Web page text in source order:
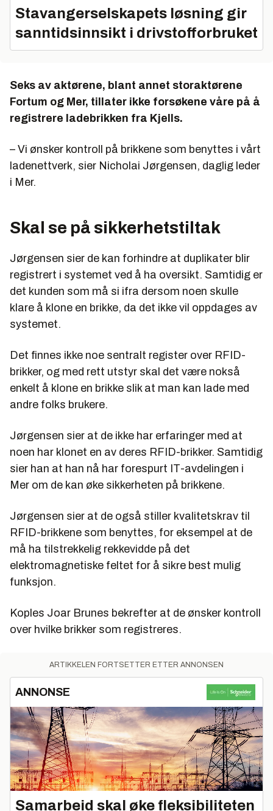
Stavangerselskapets løsning gir
sanntidsinnsikt i drivstofforbruket
Seks av aktørene, blant annet storaktørene
Fortum og Mer, tillater ikke forsøkene våre på å
registrere ladebrikken fra Kjells.
– Vi ønsker kontroll på brikkene som benyttes i vårt
ladenettverk, sier Nicholai Jørgensen, daglig leder
i Mer.
Skal se på sikkerhetstiltak
Jørgensen sier de kan forhindre at duplikater blir
registrert i systemet ved å ha oversikt. Samtidig er
det kunden som må si ifra dersom noen skulle
klare å klone en brikke, da det ikke vil oppdages av
systemet.
Det finnes ikke noe sentralt register over RFID-
brikker, og med rett utstyr skal det være nokså
enkelt å klone en brikke slik at man kan lade med
andre folks brukere.
Jørgensen sier at de ikke har erfaringer med at
noen har klonet en av deres RFID-brikker. Samtidig
sier han at han nå har forespurt IT-avdelingen i
Mer om de kan øke sikkerheten på brikkene.
Jørgensen sier at de også stiller kvalitetskrav til
RFID-brikkene som benyttes, for eksempel at de
må ha tilstrekkelig rekkevidde på det
elektromagnetiske feltet for å sikre best mulig
funksjon.
Koples Joar Brunes bekrefter at de ønsker kontroll
over hvilke brikker som registreres.
ARTIKKELEN FORTSETTER ETTER ANNONSEN
ANNONSE
Samarbeid skal øke fleksibiliteten